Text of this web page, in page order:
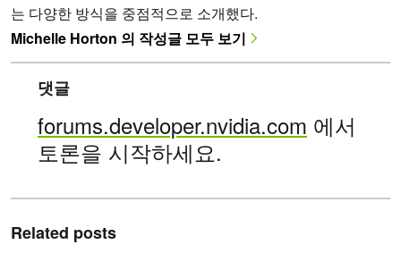
는 다양한 방식을 중점적으로 소개했다.
Michelle Horton 의 작성글 모두 보기
댓글
forums.developer.nvidia.com 에서
토론을 시작하세요.
Related posts